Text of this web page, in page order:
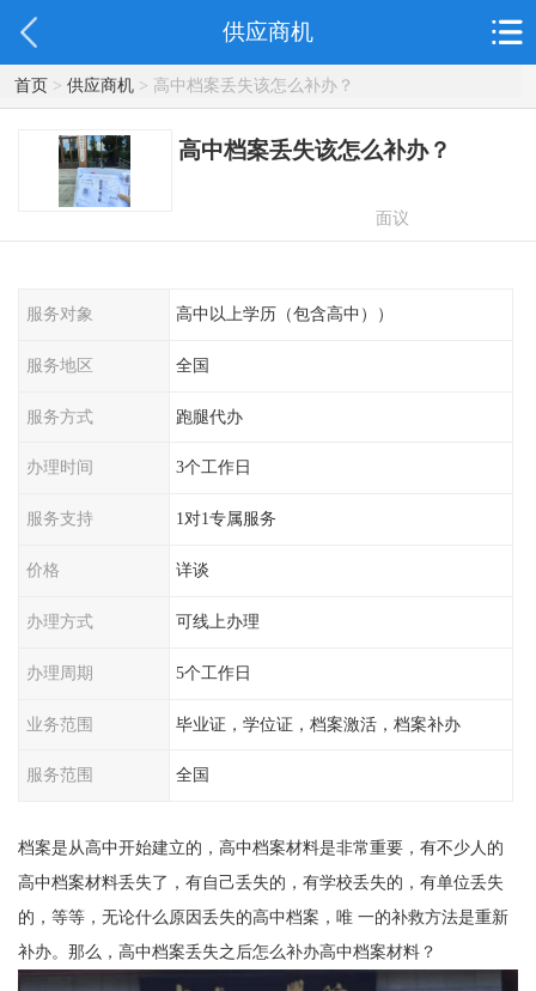
供应商机
首页> 供应商机> 高中档案丢失该怎么补办？
高中档案丢失该怎么补办？
面议
服务对象 高中以上学历（包含高中））
服务地区 全国
服务方式 跑腿代办
办理时间 3个工作日
服务支持 1对1专属服务
价格 详谈
办理方式 可线上办理
办理周期 5个工作日
业务范围 毕业证，学位证，档案激活，档案补办
服务范围 全国
档案是从高中开始建立的，高中档案材料是非常重要，有不少人的
高中档案材料丢失了，有自己丢失的，有学校丢失的，有单位丢失
的，等等，无论什么原因丢失的高中档案，唯 一的补救方法是重新
补办。那么，高中档案丢失之后怎么补办高中档案材料？